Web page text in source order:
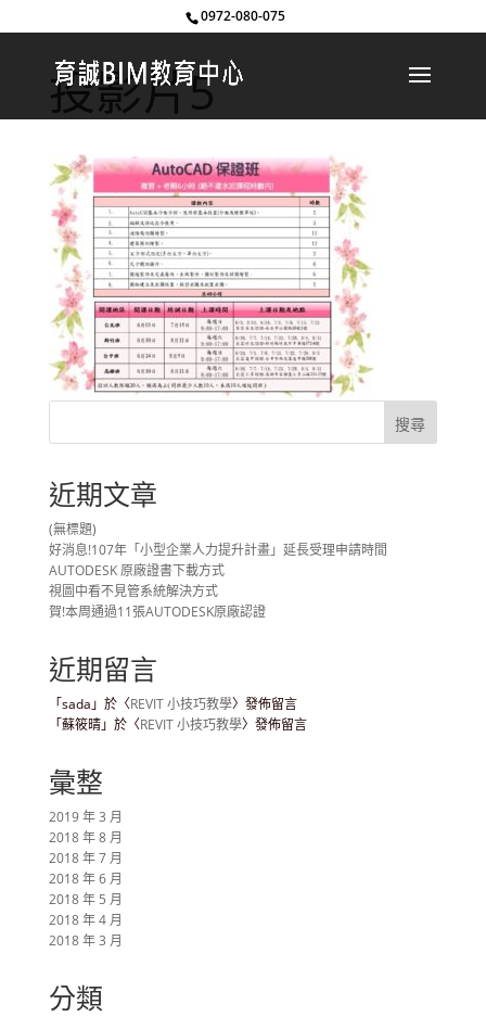
0972-080-075
投影片5
近期文章
(無標題)
好消息!107年「小型企業人力提升計畫」延長受理申請時間
AUTODESK 原廠證書下載方式
視圖中看不見管系統解決方式
賀!本周通過11張AUTODESK原廠認證
近期留言
「sada 」於〈REVIT 小技巧教學〉發佈留言
「蘇筱晴」於〈REVIT 小技巧教學〉發佈留言
彙整
2019 年 3 月
2018 年 8 月
2018 年 7 月
2018 年 6 月
2018 年 5 月
2018 年 4 月
2018 年 3 月
分類